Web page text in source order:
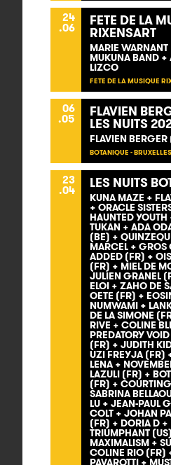
24
.06 FETE DE LA
RIXENSART
MARIE
MUKUNA BAND +
LIZCO
FETE DE LA MUSIQUE
06
.05 FLAVIEN
LES NUITS
FLAVIEN
BOTANIQUE - BRUXELLES
23
.04 LES NUITS
KUNA MAZE +
+ ORACLE
HAUNTED YOUTH
TUKAN + ADA
(BE) +
MARCEL + GROS
ADDED (FR) +
(FR) + MIEL DE
JULIEN GRANEL
ELOI + ZAHO DE
OETE (FR) +
NUMWAMI +
DE LA SIMONE
RIVE + COLINE
PREDATORY
(FR) + JUDITH
UZI FREYJA (FR)
LENA +
LAZULI (FR) +
(FR) +
SABRINA
LU + JEAN-PAUL
COLT + JOHAN
(FR) + DORIA D +
TRIUMPHANT
MAXIMALISM +
COLINE RIO (FR)
PAVAROTTI +